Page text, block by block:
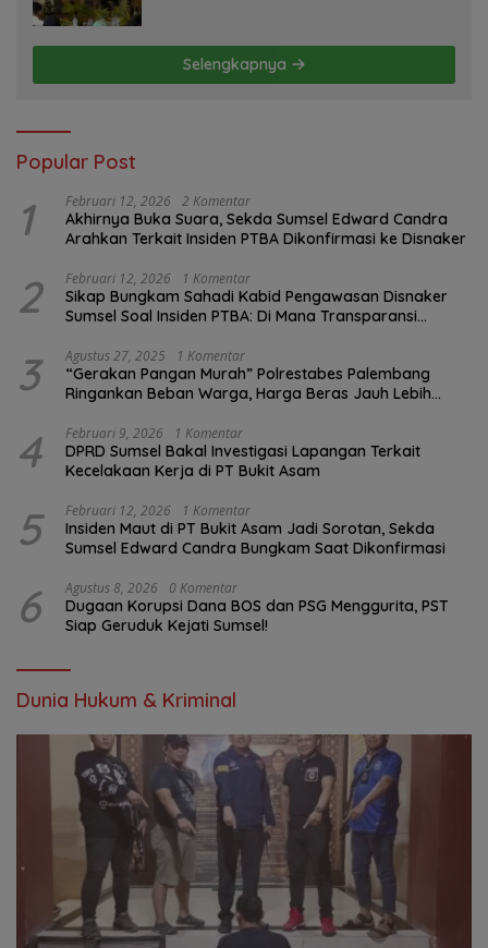
Selengkapnya
Popular Post
1 Februari 12, 2026 2 Komentar
Akhirnya Buka Suara, Sekda Sumsel Edward Candra
Arahkan Terkait Insiden PTBA Dikonfirmasi ke Disnaker
2 Februari 12, 2026 1 Komentar
Sikap Bungkam Sahadi Kabid Pengawasan Disnaker
Sumsel Soal Insiden PTBA: Di Mana Transparansi
3 Agustus 27, 2025 1 Komentar
“Gerakan Pangan Murah” Polrestabes Palembang
Ringankan Beban Warga, Harga Beras Jauh Lebih
4 Februari 9, 2026 1 Komentar
DPRD Sumsel Bakal Investigasi Lapangan Terkait
Kecelakaan Kerja di PT Bukit Asam
5 Februari 12, 2026 1 Komentar
Insiden Maut di PT Bukit Asam Jadi Sorotan, Sekda
Sumsel Edward Candra Bungkam Saat Dikonfirmasi
6 Agustus 8, 2026 0 Komentar
Dugaan Korupsi Dana BOS dan PSG Menggurita, PST
Siap Geruduk Kejati Sumsel!
Dunia Hukum & Kriminal